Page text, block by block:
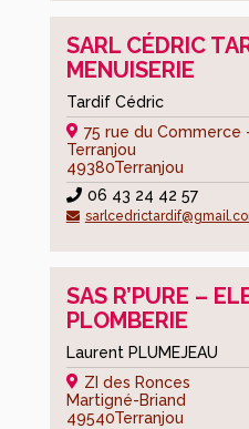
SARL CÉDRIC
MENUISERIE
Tardif Cédric
75 rue du Commerce
Terranjou
49380Terranjou
06 43 24 42 57
SAS R’PURE –
PLOMBERIE
Laurent PLUMEJEAU
ZI des Ronces
Martigné-Briand
49540Terranjou